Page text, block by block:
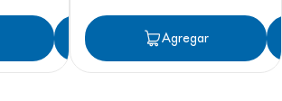
AgregarAgregar